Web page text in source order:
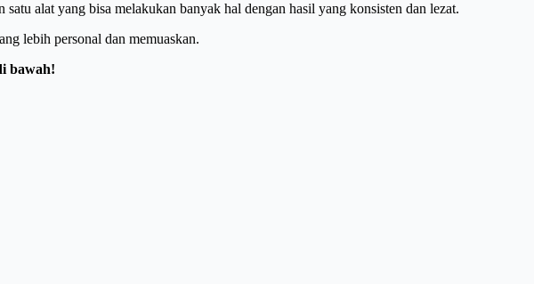
alat yang bisa melakukan banyak hal dengan hasil yang konsisten dan lezat.
lebih personal dan memuaskan.
bawah!